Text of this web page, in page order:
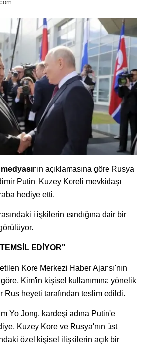
nın açıklamasına göre Rusya
Putin, Kuzey Koreli mevkidaşı
hediye etti.
ilişkilerin ısındığına dair bir
EDİYOR"
Kore Merkezi Haber Ajansı'nın
Kim'in kişisel kullanımına yönelik
Rus heyeti tarafından teslim edildi.
Yo Jong, kardeşi adına Putin'e
Kuzey Kore ve Rusya'nın üst
özel kişisel ilişkilerin açık bir